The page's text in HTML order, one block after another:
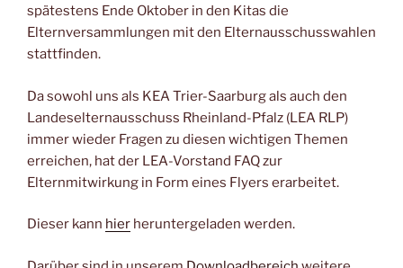
spätestens Ende Oktober in den Kitas die
Elternversammlungen mit den Elternausschusswahlen
stattfinden.
Da sowohl uns als KEA Trier-Saarburg als auch den
Landeselternausschuss Rheinland-Pfalz (LEA RLP)
immer wieder Fragen zu diesen wichtigen Themen
erreichen, hat der LEA-Vorstand FAQ zur
Elternmitwirkung in Form eines Flyers erarbeitet.
Dieser kann hier heruntergeladen werden.